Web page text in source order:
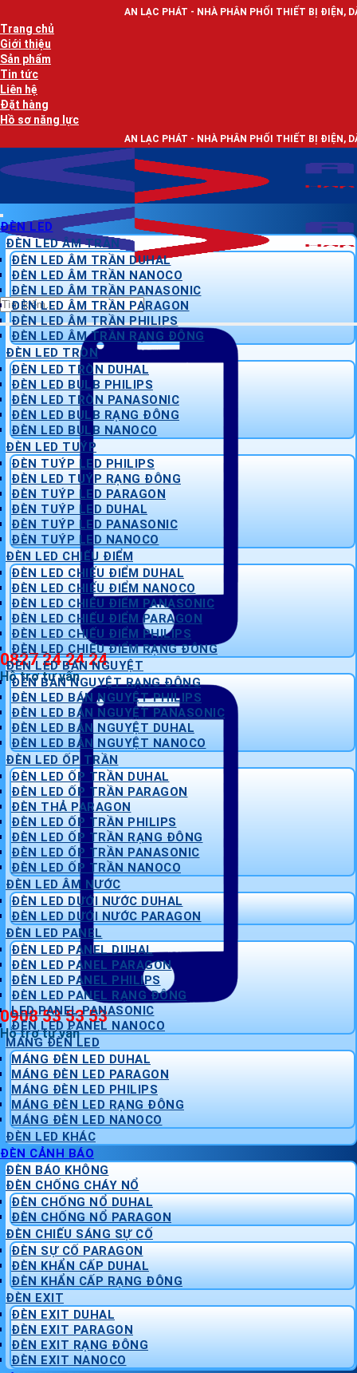
qua
nội
dung
AN LẠC PHÁT - NHÀ PHÂN PHỐI THIẾT BỊ ĐIỆN, DÂY ĐIỆN VÀ ĐÈN
Trang chủ
Giới thiệu
Sản phẩm
Tin tức
Liên hệ
Đặt hàng
Hồ sơ năng lực
AN LẠC PHÁT - NHÀ PHÂN PHỐI THIẾT BỊ ĐIỆN, DÂY ĐIỆN VÀ ĐÈN
Tìm
kiếm:
0827 24 24 24
Hỗ trợ tư vấn
0908 53 53 53
Hỗ trợ tư vấn
ĐÈN LED
ĐÈN LED ÂM TRẦN
ĐÈN LED ÂM TRẦN DUHAL
ĐÈN LED ÂM TRẦN NANOCO
ĐÈN LED ÂM TRẦN PANASONIC
ĐÈN LED ÂM TRẦN PARAGON
ĐÈN LED ÂM TRẦN PHILIPS
ĐÈN LED ÂM TRẦN RẠNG ĐÔNG
ĐÈN LED TRÒN
ĐÈN LED TRÒN DUHAL
ĐÈN LED BULB PHILIPS
ĐÈN LED TRÒN PANASONIC
ĐÈN LED BULB RẠNG ĐÔNG
ĐÈN LED BULB NANOCO
ĐÈN LED TUÝP
ĐÈN TUÝP LED PHILIPS
ĐÈN LED TUÝP RẠNG ĐÔNG
ĐÈN TUÝP LED PARAGON
ĐÈN TUÝP LED DUHAL
ĐÈN TUÝP LED PANASONIC
ĐÈN TUÝP LED NANOCO
ĐÈN LED CHIẾU ĐIỂM
ĐÈN LED CHIẾU ĐIỂM DUHAL
ĐÈN LED CHIẾU ĐIỂM NANOCO
ĐÈN LED CHIẾU ĐIỂM PANASONIC
ĐÈN LED CHIẾU ĐIỂM PARAGON
ĐÈN LED CHIẾU ĐIỂM PHILIPS
ĐÈN LED CHIẾU ĐIỂM RẠNG ĐÔNG
ĐÈN LED BÁN NGUYỆT
ĐÈN BÁN NGUYỆT RẠNG ĐÔNG
ĐÈN LED BÁN NGUYỆT PHILIPS
ĐÈN LED BÁN NGUYỆT PANASONIC
ĐÈN LED BÁN NGUYỆT DUHAL
ĐÈN LED BÁN NGUYỆT NANOCO
ĐÈN LED ỐP TRẦN
ĐÈN LED ỐP TRẦN DUHAL
ĐÈN LED ỐP TRẦN PARAGON
ĐÈN THẢ PARAGON
ĐÈN LED ỐP TRẦN PHILIPS
ĐÈN LED ỐP TRẦN RẠNG ĐÔNG
ĐÈN LED ỐP TRẦN PANASONIC
ĐÈN LED ỐP TRẦN NANOCO
ĐÈN LED ÂM NƯỚC
ĐÈN LED DƯỚI NƯỚC DUHAL
ĐÈN LED DƯỚI NƯỚC PARAGON
ĐÈN LED PANEL
ĐÈN LED PANEL DUHAL
ĐÈN LED PANEL PARAGON
ĐÈN LED PANEL PHILIPS
ĐÈN LED PANEL RẠNG ĐÔNG
LED PANEL PANASONIC
ĐÈN LED PANEL NANOCO
MÁNG ĐÈN LED
MÁNG ĐÈN LED DUHAL
MÁNG ĐÈN LED PARAGON
MÁNG ĐÈN LED PHILIPS
MÁNG ĐÈN LED RẠNG ĐÔNG
MÁNG ĐÈN LED NANOCO
ĐÈN LED KHÁC
ĐÈN CẢNH BÁO
ĐÈN BÁO KHÔNG
ĐÈN CHỐNG CHÁY NỔ
ĐÈN CHỐNG NỔ DUHAL
ĐÈN CHỐNG NỔ PARAGON
ĐÈN CHIẾU SÁNG SỰ CỐ
ĐÈN SỰ CỐ PARAGON
ĐÈN KHẨN CẤP DUHAL
ĐÈN KHẨN CẤP RẠNG ĐÔNG
ĐÈN EXIT
ĐÈN EXIT DUHAL
ĐÈN EXIT PARAGON
ĐÈN EXIT RẠNG ĐÔNG
ĐÈN EXIT NANOCO